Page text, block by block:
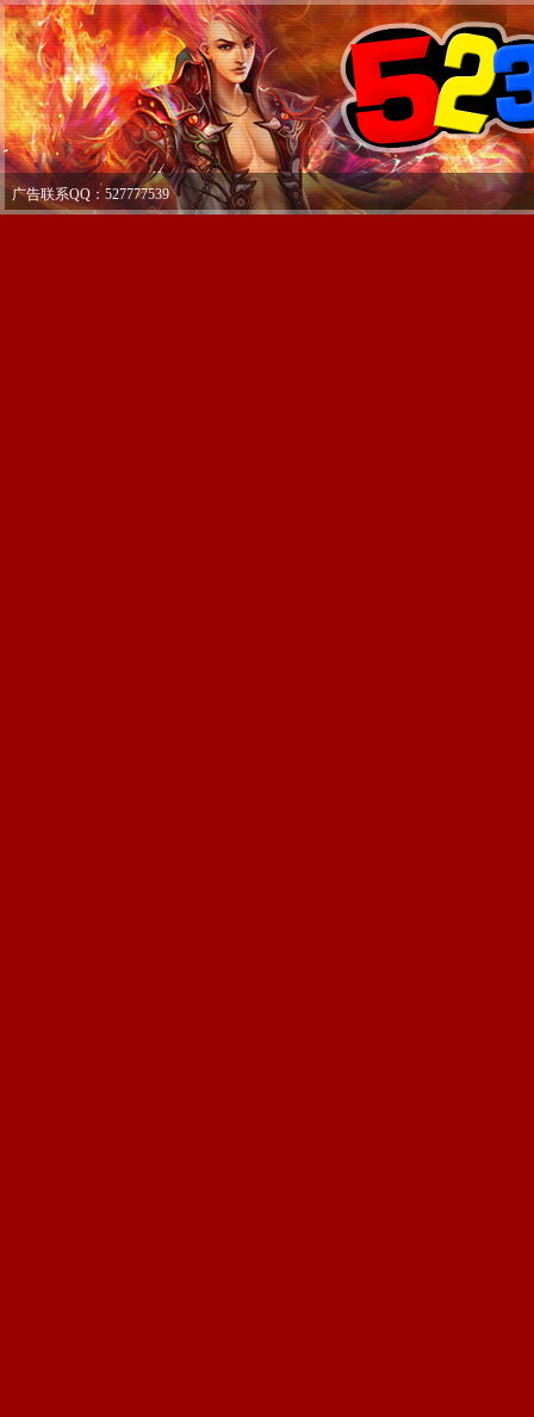
广告联系QQ：527777539